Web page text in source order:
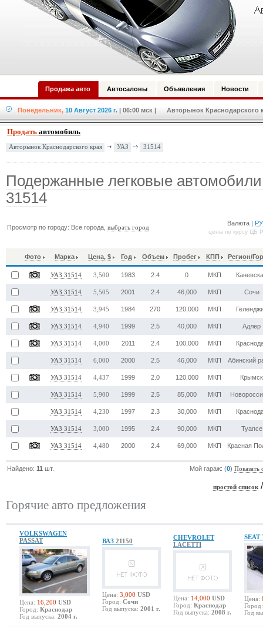
Продажа авто Автосалоны Объявления Новости
Понедельник, 10 Август 2026 г. | 06:00 мск | Авторынок Краснодарского
Продать автомобиль
Авторынок Краснодарского края УАЗ 31514
Подержанные легковые
31514
Просмотр по городу: Все города,выбрать город
Валюта |
цены по курсу ЦБ
Фото Марка Цена, $ Год Объем Пробег КПП Регион/
УАЗ 31514 3,500 1983 2.4 0 МКП
УАЗ 31514 5,505 2001 2.4 46,000 МКП Сочи
УАЗ 31514 3,945 1984 270 120,000 МКП
УАЗ 31514 4,940 1999 2.5 40,000 МКП Адлер
УАЗ 31514 4,000 2011 2.4 100,000 МКП
УАЗ 31514 6,000 2000 2.5 46,000 МКП Абинский
УАЗ 31514 4,437 1999 2.0 120,000 МКП Крымск
УАЗ 31514 5,900 1999 2.5 85,000 МКП
УАЗ 31514 4,230 1997 2.3 30,000 МКП
УАЗ 31514 3,000 1995 2.4 90,000 МКП Туапсе
УАЗ 31514 4,480 2000 2.4 69,000 МКП Красная
Найдено:11 шт. Мой гараж: (0)Показать
простой список
Горячие авто предложения
VOLKSWAGEN
PASSAT
Цена: 16,200 USD
Город: Краснодар
Год выпуска: 2004 г.
ВАЗ 21150
Цена: 3,000 USD
Город: Сочи
Год выпуска: 2001 г.
CHEVROLET
LACETTI
Цена: 14,000 USD
Город: Краснодар
Год выпуска: 2008 г.
SEAT
Цена:
Город:
Год